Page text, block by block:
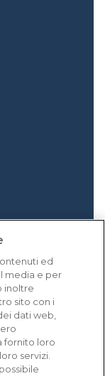
ed
media e per
inoltre
sito con i
dati web,
fornito loro
servizi.